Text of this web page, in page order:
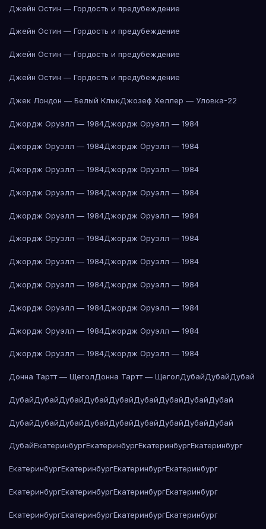
Джейн Остин — Гордость и предубеждение
Джейн Остин — Гордость и предубеждение
Джейн Остин — Гордость и предубеждение
Джейн Остин — Гордость и предубеждение
Джек Лондон — Белый КлыкДжозеф Хеллер — Уловка-22
Джордж Оруэлл — 1984Джордж Оруэлл — 1984
Джордж Оруэлл — 1984Джордж Оруэлл — 1984
Джордж Оруэлл — 1984Джордж Оруэлл — 1984
Джордж Оруэлл — 1984Джордж Оруэлл — 1984
Джордж Оруэлл — 1984Джордж Оруэлл — 1984
Джордж Оруэлл — 1984Джордж Оруэлл — 1984
Джордж Оруэлл — 1984Джордж Оруэлл — 1984
Джордж Оруэлл — 1984Джордж Оруэлл — 1984
Джордж Оруэлл — 1984Джордж Оруэлл — 1984
Джордж Оруэлл — 1984Джордж Оруэлл — 1984
Джордж Оруэлл — 1984Джордж Оруэлл — 1984
Донна Тартт — ЩеголДонна Тартт — ЩеголДубайДубайДубай
ДубайДубайДубайДубайДубайДубайДубайДубайДубай
ДубайДубайДубайДубайДубайДубайДубайДубайДубай
ДубайЕкатеринбургЕкатеринбургЕкатеринбургЕкатеринбург
ЕкатеринбургЕкатеринбургЕкатеринбургЕкатеринбург
ЕкатеринбургЕкатеринбургЕкатеринбургЕкатеринбург
ЕкатеринбургЕкатеринбургЕкатеринбургЕкатеринбург